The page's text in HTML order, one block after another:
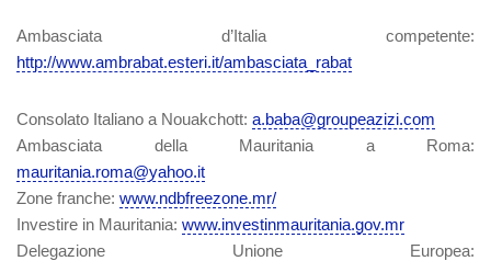
Ambasciata d’Italia competente:
http://www.ambrabat.esteri.it/ambasciata_rabat
Consolato Italiano a Nouakchott: a.baba@groupeazizi.com
Ambasciata della Mauritania a Roma:
mauritania.roma@yahoo.it
Zone franche: www.ndbfreezone.mr/
Investire in Mauritania: www.investinmauritania.gov.mr
Delegazione Unione Europea: